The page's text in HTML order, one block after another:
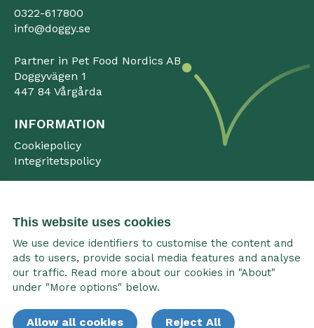
This website uses cookies
We use device identifiers to customise the content and
ads to users, provide social media features and analyse
our traffic. Read more about our cookies in "About"
under "More options" below.
Allow all cookies Reject All
0322-617800
info@doggy.se
Partner in Pet Food Nordics AB
Doggyvägen 1
447 84 Vårgårda
INFORMATION
Cookiepolicy
Integritetspolicy
Följ oss: